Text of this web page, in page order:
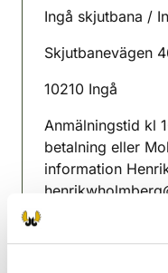
Ingå skjutbana /
Skjutbanevägen
10210 Ingå
Anmälningstid kl
betalning eller
information